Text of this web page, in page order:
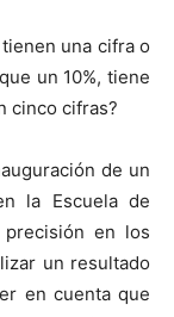
una cifra o
un 10%, tiene
cinco cifras?
de un
la Escuela de
en los
un resultado
en cuenta que